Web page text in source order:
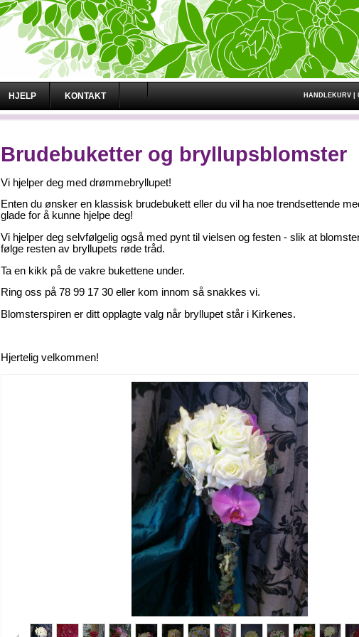
HJELP KONTAKT HANDLEKURV |
Brudebuketter og bryllupsblomster
Vi hjelper deg med drømmebryllupet!
Enten du ønsker en klassisk brudebukett eller du vil ha noe trendsettende
glade for å kunne hjelpe deg!
Vi hjelper deg selvfølgelig også med pynt til vielsen og festen - slik at
følge resten av bryllupets røde tråd.
Ta en kikk på de vakre bukettene under.
Ring oss på 78 99 17 30 eller kom innom så snakkes vi.
Blomsterspiren er ditt opplagte valg når bryllupet står i Kirkenes.
Hjertelig velkommen!